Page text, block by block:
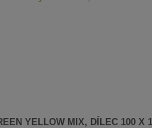
YELLOW MIX, DÍLEC 100 X